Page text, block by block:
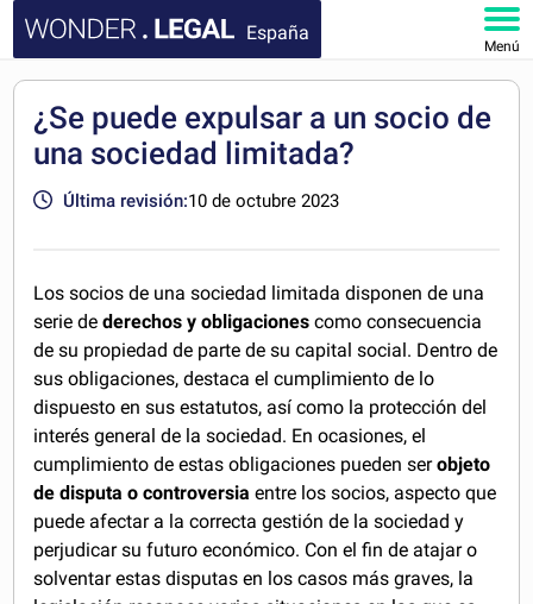
España
Menú
DOCUMENTOS
FAQ
¿Se puede expulsar a un socio de
una sociedad limitada?
Última revisión:10 de octubre 2023
Los socios de una sociedad limitada disponen de una
serie dederechos y obligaciones como consecuencia
de su propiedad de parte de su capital social. Dentro de
sus obligaciones, destaca el cumplimiento de lo
dispuesto en sus estatutos, así como la protección del
interés general de la sociedad. En ocasiones, el
cumplimiento de estas obligaciones pueden serobjeto
de disputa o controversia entre los socios, aspecto que
puede afectar a la correcta gestión de la sociedad y
perjudicar su futuro económico. Con el fin de atajar o
solventar estas disputas en los casos más graves, la